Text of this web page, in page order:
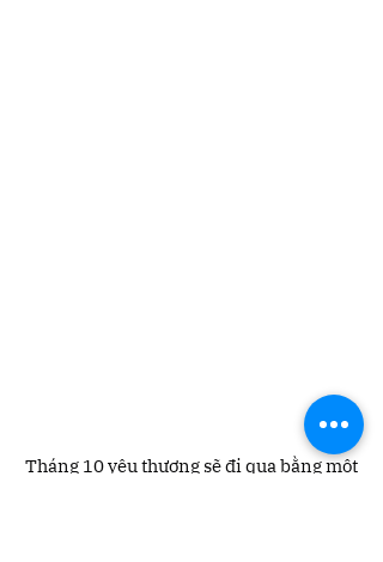
Tháng 10 yêu thương sẽ đi qua bằng một